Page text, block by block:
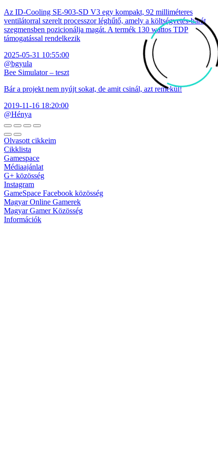
Az ID-Cooling SE-903-SD V3 egy kompakt, 92 milliméteres
ventilátorral szerelt processzor léghűtő, amely a költségvetés-barát
szegmensben pozicionálja magát. A termék 130 wattos TDP
támogatással rendelkezik
2025-05-31 10:55:00
@bgyula
Bee Simulator – teszt
Bár a projekt nem nyújt sokat, de amit csinál, azt remekül!
2019-11-16 18:20:00
@Hénya
Olvasott cikkeim
Cikklista
Gamespace
Médiaajánlat
G+ közösség
Instagram
GameSpace Facebook közösség
Magyar Online Gamerek
Magyar Gamer Közösség
Információk